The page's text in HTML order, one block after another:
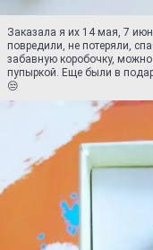
Заказала я их 14 мая, 7
повредили, не потеряли,
забавную коробочку, можно
пупыркой. Еще были в
😒